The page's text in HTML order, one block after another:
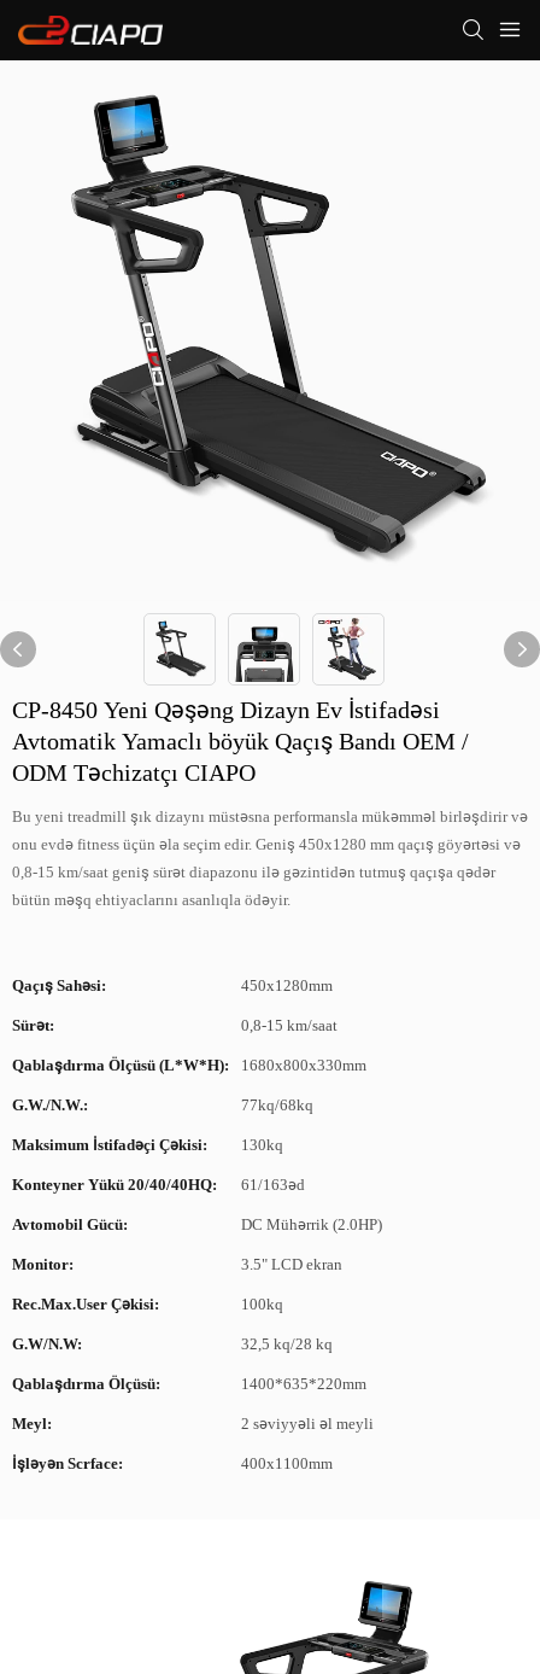
CP-8450 Yeni Qəşəng Dizayn Ev İstifadəsi
Avtomatik Yamaclı böyük Qaçış Bandı OEM /
ODM Təchizatçı CIAPO
Bu yeni treadmill şık dizaynı müstəsna performansla mükəmməl birləşdirir və
onu evdə fitness üçün əla seçim edir. Geniş 450x1280 mm qaçış göyərtəsi və
0,8-15 km/saat geniş sürət diapazonu ilə gəzintidən tutmuş qaçışa qədər
bütün məşq ehtiyaclarını asanlıqla ödəyir.
Qaçış Sahəsi: 450x1280mm
Sürət: 0,8-15 km/saat
Qablaşdırma Ölçüsü (L*W*H): 1680x800x330mm
G.W./N.W.: 77kq/68kq
Maksimum İstifadəçi Çəkisi: 130kq
Konteyner Yükü 20/40/40HQ: 61/163əd
Avtomobil Gücü: DC Mühərrik (2.0HP)
Monitor: 3.5" LCD ekran
Rec.max.user Çəkisi: 100kq
G.W/N.W: 32,5 kq/28 kq
Qablaşdırma Ölçüsü: 1400*635*220mm
Meyl: 2 səviyyəli əl meyli
İşləyən Scrface: 400x1100mm